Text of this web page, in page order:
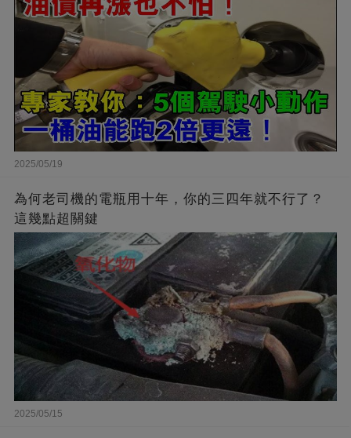
2025/05/19
為何老司機的電瓶用十年，你的三四年就不行了？
這幾點超關鍵
2025/05/15